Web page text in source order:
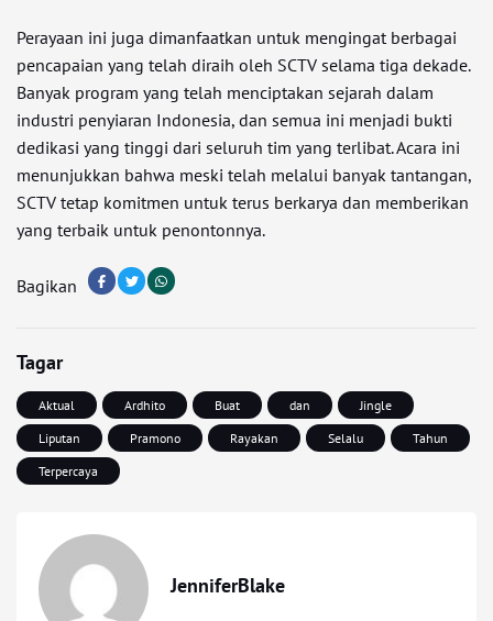
Perayaan ini juga dimanfaatkan untuk mengingat berbagai
pencapaian yang telah diraih oleh SCTV selama tiga dekade.
Banyak program yang telah menciptakan sejarah dalam
industri penyiaran Indonesia, dan semua ini menjadi bukti
dedikasi yang tinggi dari seluruh tim yang terlibat. Acara ini
menunjukkan bahwa meski telah melalui banyak tantangan,
SCTV tetap komitmen untuk terus berkarya dan memberikan
yang terbaik untuk penontonnya.
Bagikan
Tagar
Aktual Ardhito Buat dan
Jingle
Liputan
Pramono Rayakan Selalu
Tahun
Terpercaya
JenniferBlake